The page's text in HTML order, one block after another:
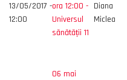
13/05/2017 -
12:00
ora 12:00 -
Universul
sănătății 11
Diana
Miclea
06 mai